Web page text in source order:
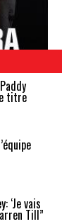
titre
‘Je vais
Till”